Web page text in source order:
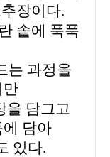
장이다.
솥에 푹푹
는 과정을
만
을 담그고
담아
있다.